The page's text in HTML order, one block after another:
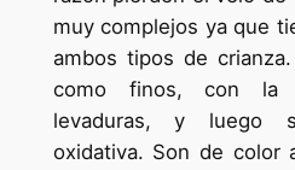
muy complejos ya que
ambos tipos de
como finos, con la
levaduras, y luego
oxidativa. Son de color